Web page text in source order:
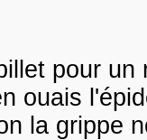
pour
ouais
la grippe